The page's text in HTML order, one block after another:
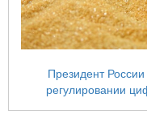
Президент
регулировании